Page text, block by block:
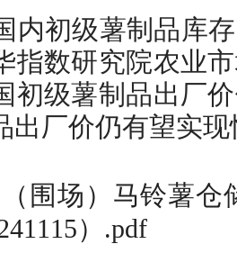
内初级薯制品库
指数研究院农业
初级薯制品出厂
出厂价仍有望实
围场）马铃薯
）.pdf